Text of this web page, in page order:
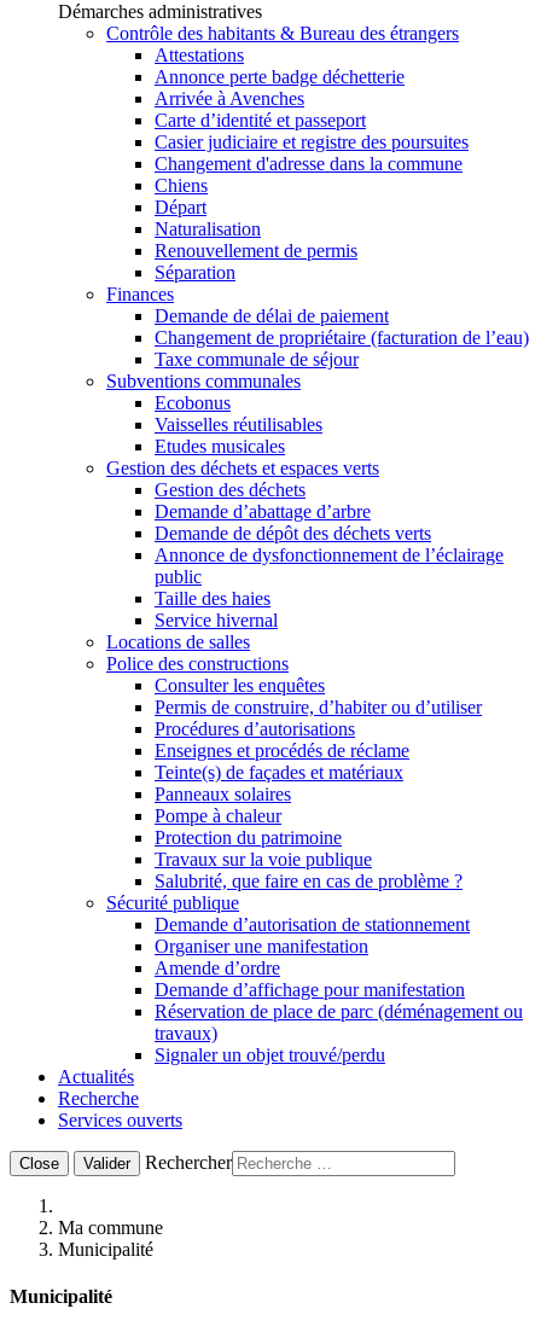
Démarches administratives
Contrôle des habitants & Bureau des étrangers
Attestations
Annonce perte badge déchetterie
Arrivée à Avenches
Carte d’identité et passeport
Casier judiciaire et registre des poursuites
Changement d'adresse dans la commune
Chiens
Départ
Naturalisation
Renouvellement de permis
Séparation
Finances
Demande de délai de paiement
Changement de propriétaire (facturation de l’eau)
Taxe communale de séjour
Subventions communales
Ecobonus
Vaisselles réutilisables
Etudes musicales
Gestion des déchets et espaces verts
Gestion des déchets
Demande d’abattage d’arbre
Demande de dépôt des déchets verts
Annonce de dysfonctionnement de l’éclairage
public
Taille des haies
Service hivernal
Locations de salles
Police des constructions
Consulter les enquêtes
Permis de construire, d’habiter ou d’utiliser
Procédures d’autorisations
Enseignes et procédés de réclame
Teinte(s) de façades et matériaux
Panneaux solaires
Pompe à chaleur
Protection du patrimoine
Travaux sur la voie publique
Salubrité, que faire en cas de problème ?
Sécurité publique
Demande d’autorisation de stationnement
Organiser une manifestation
Amende d’ordre
Demande d’affichage pour manifestation
Réservation de place de parc (déménagement ou
travaux)
Signaler un objet trouvé/perdu
Actualités
Recherche
Services ouverts
Close Valider Rechercher
Ma commune
Municipalité
Municipalité